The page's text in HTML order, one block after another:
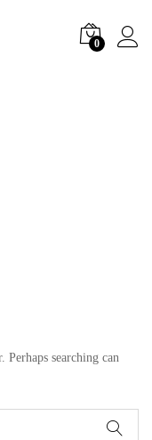
0
searching can